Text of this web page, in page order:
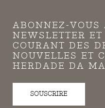
ABONNEZ-VOUS
NEWSLETTER
COURANT DES
NOUVELLES ET
HERDADE DA
SOUSCRIRE